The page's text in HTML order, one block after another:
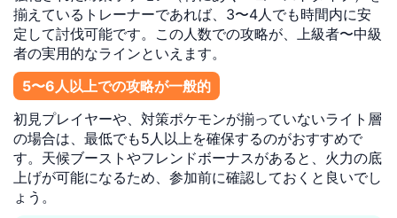
揃えているトレーナーであれば、3〜4人でも時間内に安
定して討伐可能です。この人数での攻略が、上級者〜中級
者の実用的なラインといえます。
5〜6人以上での攻略が一般的
初見プレイヤーや、対策ポケモンが揃っていないライト層
の場合は、最低でも5人以上を確保するのがおすすめで
す。天候ブーストやフレンドボーナスがあると、火力の底
上げが可能になるため、参加前に確認しておくと良いでし
ょう。